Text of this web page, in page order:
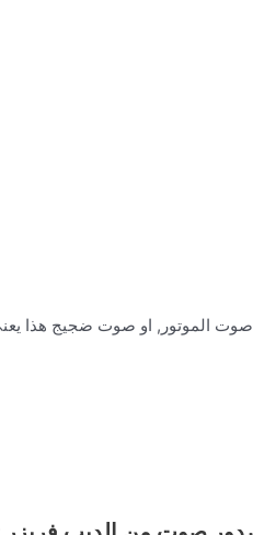
الموتور, او صوت ضجيج هذا